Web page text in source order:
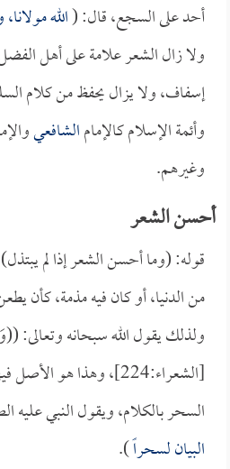
أحد على السجع، قال: (الله
ولا زال الشعر علامة على أهل
إسفاف، ولا يزال يحفظ من كلام
وأئمة الإسلام كالإمامالشافعي
وغيرهم.
أحسن الشعر
قوله: (وما أحسن الشعر إذا لم
من الدنيا، أو كان فيه مذمة، كأن
ولذلك يقول الله سبحانه وتعالى:
[الشعراء:224]، وهذا هو
السحر بالكلام، ويقول النبي عليه
البيان لسحراً).